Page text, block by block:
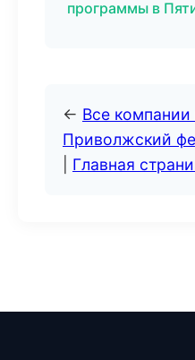
программы в
← Все компании
Приволжский
Главная